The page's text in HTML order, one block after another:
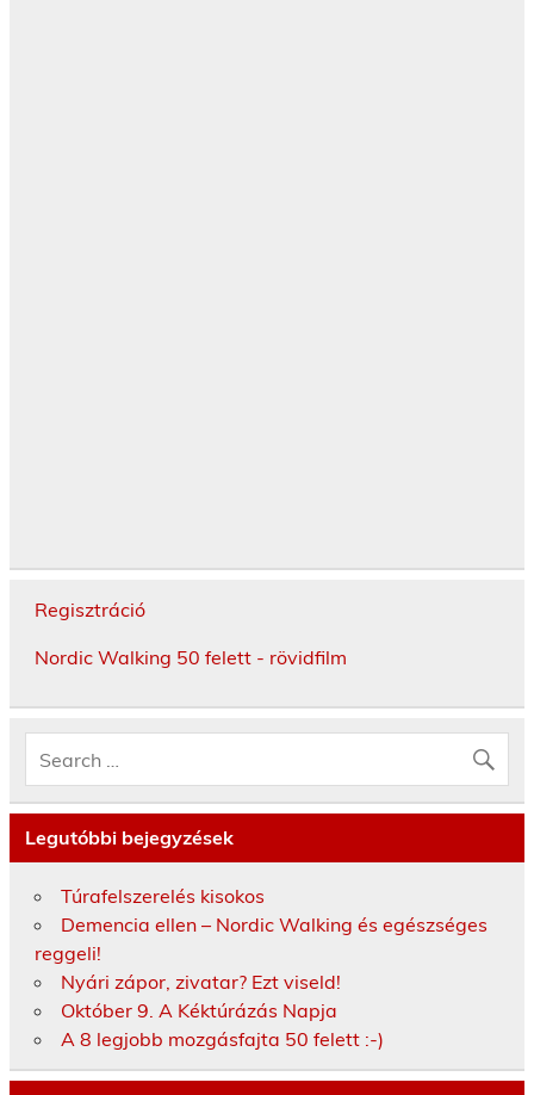
Regisztráció
Nordic Walking 50 felett - rövidfilm
Legutóbbi bejegyzések
Túrafelszerelés kisokos
Demencia ellen – Nordic Walking és egészséges
reggeli!
Nyári zápor, zivatar? Ezt viseld!
Október 9. A Kéktúrázás Napja
A 8 legjobb mozgásfajta 50 felett :-)